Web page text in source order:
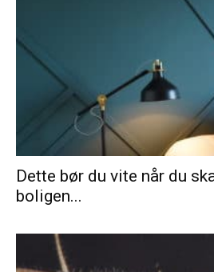
Dette bør du vite når du
boligen...